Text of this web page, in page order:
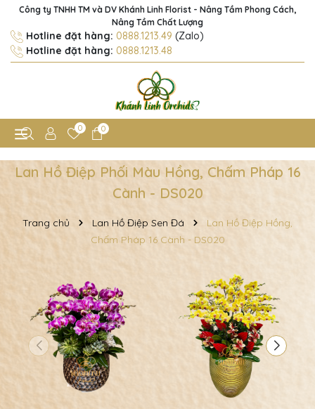
Công ty TNHH TM và DV Khánh Linh Florist - Nâng Tầm Phong Cách,
Nâng Tầm Chất Lượng
Hotline đặt hàng: 0888.1213.49 (Zalo)
Hotline đặt hàng: 0888.1213.48
0 0
Lan Hồ Điệp Phối Màu Hồng, Chấm Pháp 16
Cành - DS020
Trang chủ Lan Hồ Điệp Sen Đá
Lan Hồ Điệp Hồng,
Chấm Pháp 16 Cành - DS020